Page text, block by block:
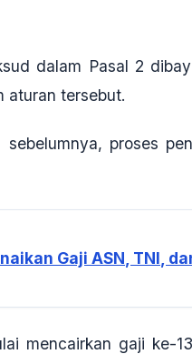
dalam Pasal 2
aturan tersebut.
proses
Gaji ASN, TNI,
mencairkan gaji ke-